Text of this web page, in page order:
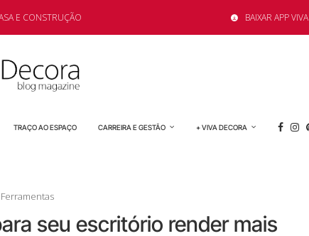
E CONSTRUÇÃO BAIXAR APP VIVA
TRAÇO AO ESPAÇO CARREIRA E GESTÃO + VIVA DECORA
seu escritório render mais